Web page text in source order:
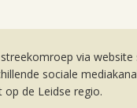
via website
sociale
de Leidse regio.